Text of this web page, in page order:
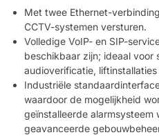
Met twee Ethernet-
CCTV-systemen versturen.
Volledige VoIP- en SIP-
beschikbaar zijn; ideaal voor
audioverificatie,
Industriële
waardoor de mogelijkheid
geïnstalleerde
geavanceerde